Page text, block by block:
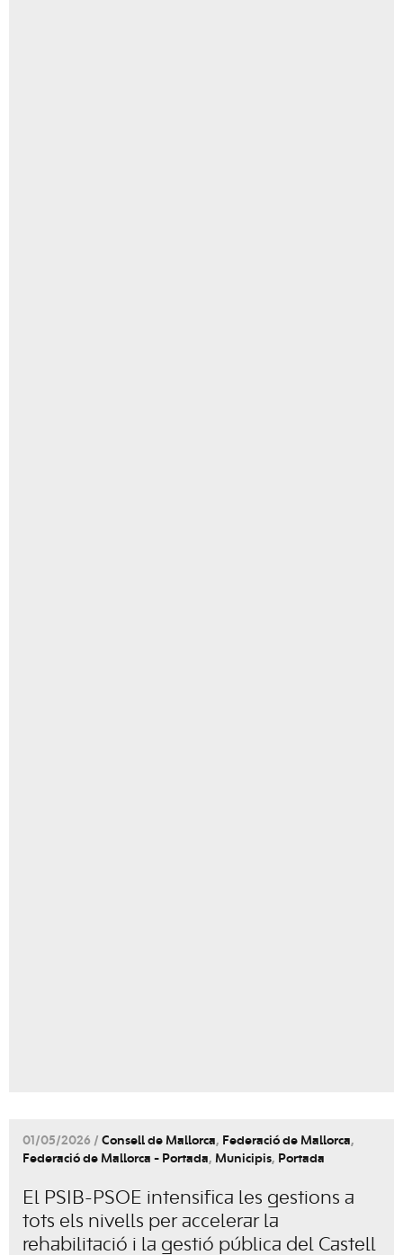
01/05/2026 / Consell de Mallorca, Federació de Mallorca,
Federació de Mallorca - Portada, Municipis, Portada
El PSIB-PSOE intensifica les gestions a
tots els nivells per accelerar la
rehabilitació i la gestió pública del Castell